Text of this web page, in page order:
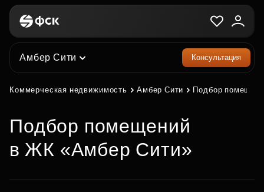
Амбер Сити Консультация
Коммерческая недвижимость Амбер Сити Подбор
Подбор помещений
в ЖК «Амбер Сити»